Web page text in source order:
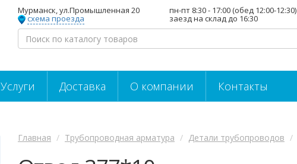
Мурманск, ул.Промышленная 20
схема проезда
пн-пт 8:30 - 17:00 (обед 12:00-12:30)
заезд на склад до 16:30
Услуги Доставка О компании Контакты
Главная Трубопроводная арматура Детали трубопроводов